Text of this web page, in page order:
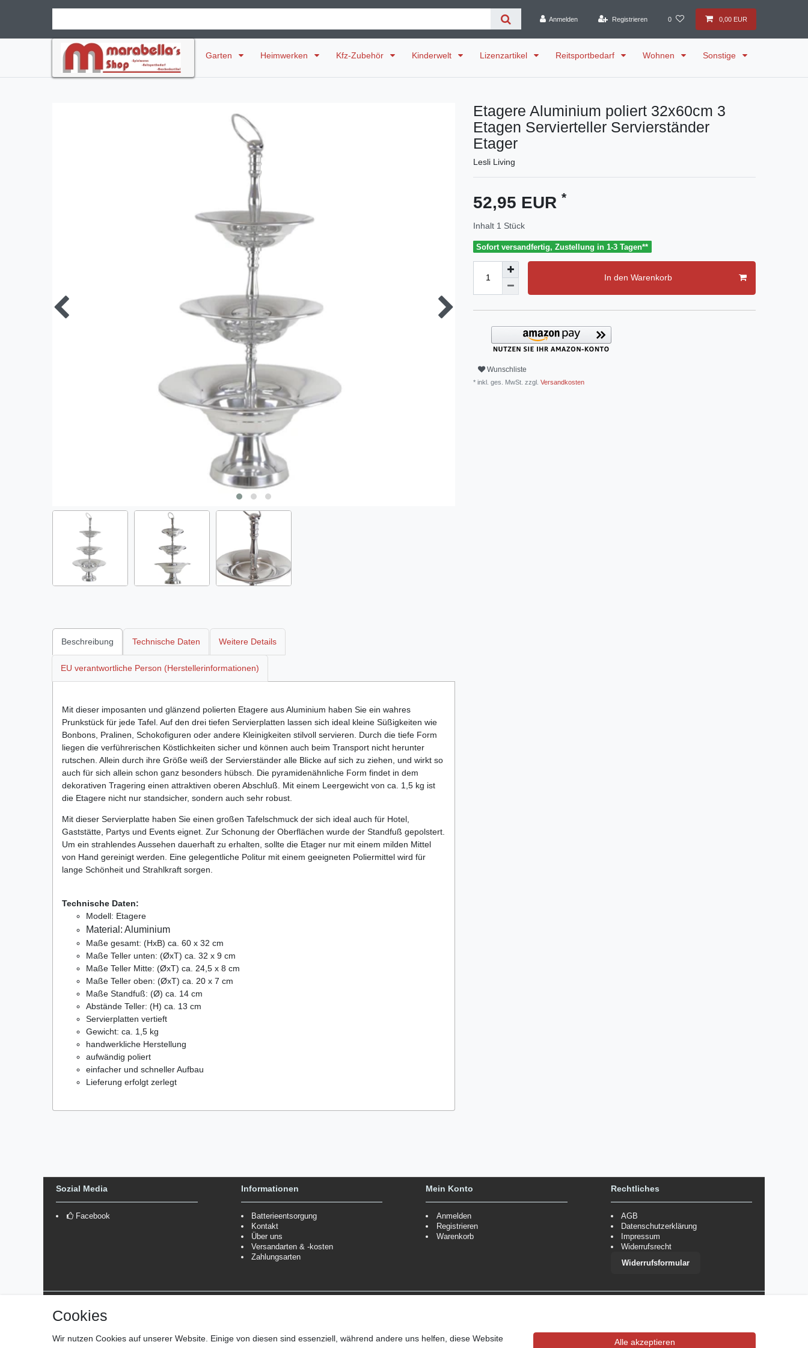
Anmelden Registrieren 0 0,00 EUR
Garten Heimwerken Kfz-Zubehör Kinderwelt Lizenzartikel Reitsportbedarf Wohnen Sonstige
Etagere Aluminium poliert 32x60cm 3
Etagen Servierteller Servierständer
Etager
Lesli Living
52,95 EUR *
Inhalt 1 Stück
Sofort versandfertig, Zustellung in 1-3 Tagen**
In den Warenkorb
Wunschliste
* inkl. ges. MwSt. zzgl. Versandkosten
Beschreibung Technische Daten Weitere Details
EU verantwortliche Person (Herstellerinformationen)
Mit dieser imposanten und glänzend polierten Etagere aus Aluminium haben Sie ein wahres
Prunkstück für jede Tafel. Auf den drei tiefen Servierplatten lassen sich ideal kleine Süßigkeiten wie
Bonbons, Pralinen, Schokofiguren oder andere Kleinigkeiten stilvoll servieren. Durch die tiefe Form
liegen die verführerischen Köstlichkeiten sicher und können auch beim Transport nicht herunter
rutschen. Allein durch ihre Größe weiß der Servierständer alle Blicke auf sich zu ziehen, und wirkt so
auch für sich allein schon ganz besonders hübsch. Die pyramidenähnliche Form findet in dem
dekorativen Tragering einen attraktiven oberen Abschluß. Mit einem Leergewicht von ca. 1,5 kg ist
die Etagere nicht nur standsicher, sondern auch sehr robust.
Mit dieser Servierplatte haben Sie einen großen Tafelschmuck der sich ideal auch für Hotel,
Gaststätte, Partys und Events eignet. Zur Schonung der Oberflächen wurde der Standfuß gepolstert.
Um ein strahlendes Aussehen dauerhaft zu erhalten, sollte die Etager nur mit einem milden Mittel
von Hand gereinigt werden. Eine gelegentliche Politur mit einem geeigneten Poliermittel wird für
lange Schönheit und Strahlkraft sorgen.
Technische Daten:
Modell: Etagere
Material: Aluminium
Maße gesamt: (HxB) ca. 60 x 32 cm
Maße Teller unten: (ØxT) ca. 32 x 9 cm
Maße Teller Mitte: (ØxT) ca. 24,5 x 8 cm
Maße Teller oben: (ØxT) ca. 20 x 7 cm
Maße Standfuß: (Ø) ca. 14 cm
Abstände Teller: (H) ca. 13 cm
Servierplatten vertieft
Gewicht: ca. 1,5 kg
handwerkliche Herstellung
aufwändig poliert
einfacher und schneller Aufbau
Lieferung erfolgt zerlegt
Sozial Media
Facebook
Informationen
Batterieentsorgung
Kontakt
Über uns
Versandarten & -kosten
Zahlungsarten
Mein Konto
Anmelden
Registrieren
Warenkorb
Rechtliches
AGB
Datenschutzerklärung
Impressum
Widerrufsrecht
Widerrufsformular
*Lieferzeit: 1-3 Werktage / 4-5 Werktage - je nach Artikelgruppe.
Cookies
Wir nutzen Cookies auf unserer Website. Einige von diesen sind essenziell, während andere uns helfen, diese Website
Alle akzeptieren